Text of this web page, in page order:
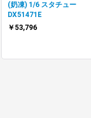
(奶凍) 1/6 スタチュー
DX51471E
￥53,796